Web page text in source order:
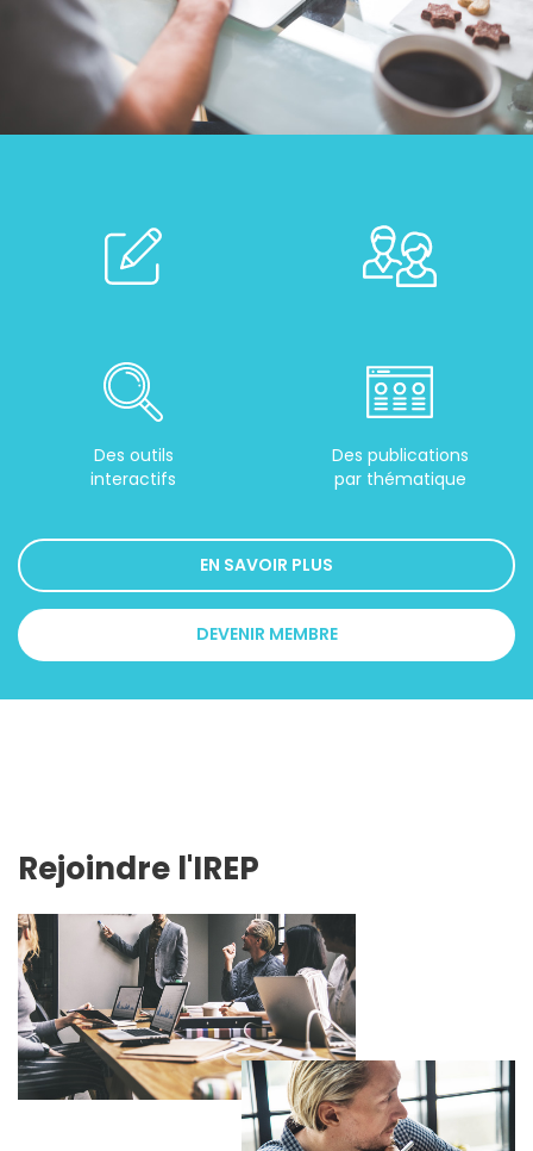
Des outils
interactifs
Des publications
par thématique
EN SAVOIR PLUS
DEVENIR MEMBRE
Rejoindre l'IREP